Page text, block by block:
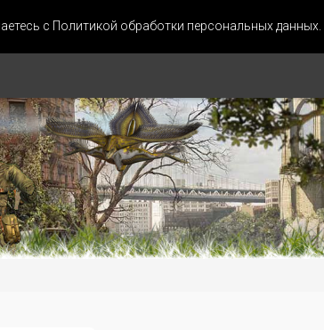
с Политикой обработки персональных данных.